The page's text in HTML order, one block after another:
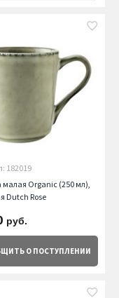
182019
малая Organic (250 мл),
Dutch Rose
руб.
О ПОСТУПЛЕНИИ